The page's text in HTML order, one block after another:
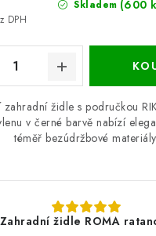
Skladem (600
DPH
zahradní židle s područkou
v černé barvě nabízí
téměř bezúdržbové
Zahradní židle ROMA